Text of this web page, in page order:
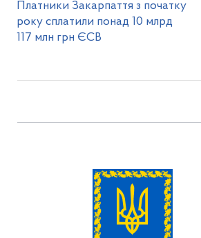
Платники Закарпаття з початку
року сплатили понад 10 млрд
117 млн грн ЄСВ